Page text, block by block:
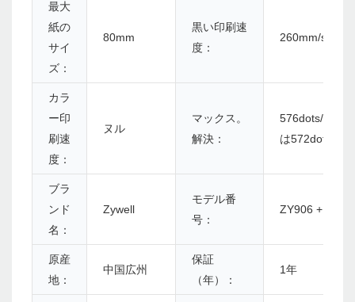
最大
紙の
サイ
ズ：
80mm
黒い印刷速
度：
260mm/s
カラ
ー印
刷速
度：
ヌル
マックス。
解決：
576dots/lineま
は572dots/line
ブラ
ンド
名：
Zywell
モデル番
号：
ZY906 +MD
原産
地：
中国広州
保証
（年）：
1年